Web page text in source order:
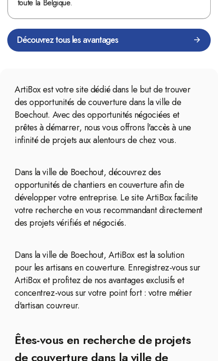
toute la Belgique.
Découvrez tous les avantages
ArtiBox est votre site dédié dans le but de trouver
des opportunités de couverture dans la ville de
Boechout. Avec des opportunités négociées et
prêtes à démarrer, nous vous offrons l'accès à une
infinité de projets aux alentours de chez vous.
Dans la ville de Boechout, découvrez des
opportunités de chantiers en couverture afin de
développer votre entreprise. Le site ArtiBox facilite
votre recherche en vous recommandant directement
des projets vérifiés et négociés.
Dans la ville de Boechout, ArtiBox est la solution
pour les artisans en couverture. Enregistrez-vous sur
ArtiBox et profitez de nos avantages exclusifs et
concentrez-vous sur votre point fort : votre métier
d'artisan couvreur.
Êtes-vous en recherche de projets
de couverture dans la ville de